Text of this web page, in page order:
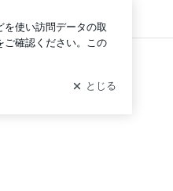
ログイン